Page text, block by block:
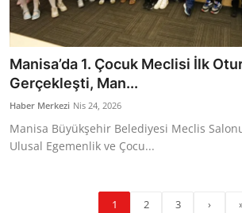
Manisa’da 1. Çocuk Meclisi İlk
Gerçekleşti, Man...
Haber Merkezi Nis 24, 2026
Manisa Büyükşehir Belediyesi Meclis
Ulusal Egemenlik ve Çocu...
1 2 3 ›